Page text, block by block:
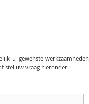
u gewenste werkzaamheden
stel uw vraag hieronder.